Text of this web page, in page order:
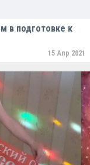
в подготовке к
15 Апр 2021